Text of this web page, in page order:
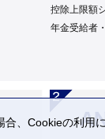
控除上限額
年金受給者
、Cookieの利用